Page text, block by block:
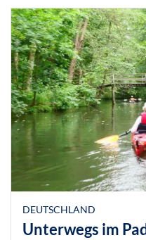
DEUTSCHLAND
Unterwegs im